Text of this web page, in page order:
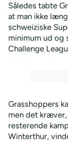
Således tabte
at man ikke
schweiziske
minimum ud og
Challenge
Grasshoppers
men det
resterende
Winterthur,